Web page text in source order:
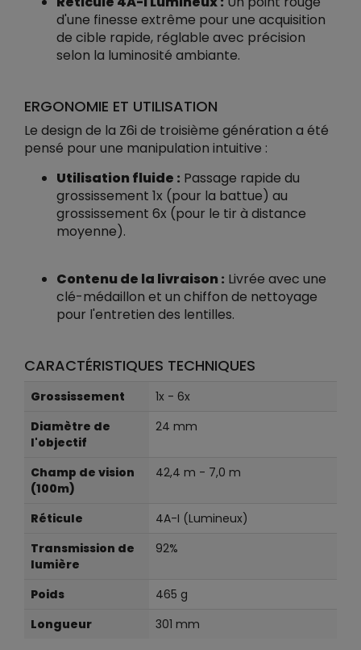
d'une finesse extrême pour une acquisition
de cible rapide, réglable avec précision
selon la luminosité ambiante.
ERGONOMIE ET UTILISATION
Le design de la Z6i de troisième génération a été
pensé pour une manipulation intuitive :
Utilisation fluide : Passage rapide du
grossissement 1x (pour la battue) au
grossissement 6x (pour le tir à distance
moyenne).
Contenu de la livraison : Livrée avec une
clé-médaillon et un chiffon de nettoyage
pour l'entretien des lentilles.
CARACTÉRISTIQUES TECHNIQUES
Grossissement
1x - 6x
Diamètre de
l'objectif
24 mm
Champ de vision
(100m)
42,4 m - 7,0 m
Réticule
4A-I (Lumineux)
Transmission de
lumière
92%
Poids
465 g
Longueur
301 mm